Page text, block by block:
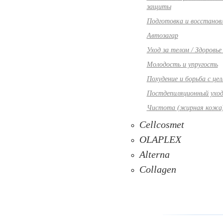
защиты
Подготовка и
Автозагар
Уход за телом /
Молодость и упругость
Похудение и борьба с
Постдепиляционный уход
Чистота (жирная
Cellcosmet
OLAPLEX
Alterna
Collagen